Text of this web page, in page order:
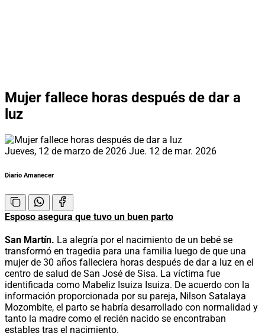
Mujer fallece horas después de dar a
luz
Jueves, 12 de marzo de 2026 Jue. 12 de mar. 2026
Diario Amanecer
Esposo asegura que tuvo un buen parto
San Martín. La alegría por el nacimiento de un bebé se
transformó en tragedia para una familia luego de que una
mujer de 30 años falleciera horas después de dar a luz en el
centro de salud de San José de Sisa. La víctima fue
identificada como Mabeliz Isuiza Isuiza. De acuerdo con la
información proporcionada por su pareja, Nilson Satalaya
Mozombite, el parto se habría desarrollado con normalidad y
tanto la madre como el recién nacido se encontraban
estables tras el nacimiento.